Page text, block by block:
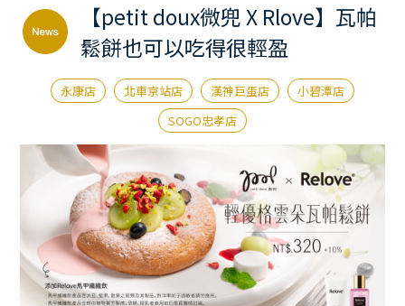
News
微兜新消息
Menu
微兜菜單
Location
Members
微兜會員
Reservation
來微兜
【petit doux微兜 X Rlove】瓦帕
鬆餅也可以吃得很輕盈
永康店 北車京站店 漢神巨蛋店
小碧潭店
SOGO忠孝店